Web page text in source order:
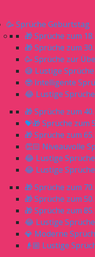
🥳 Sprüche Geburtstag
🎁 Sprüche zum
🎁 Sprüche zum
🥳 Sprüche zur
😅 Lustige
🤓 Intelligente
😂 Lustige
🎁 Sprüche zum
💝🎁 Sprüche zum
🎁 Sprüche zum
👏🏻 Niveauvolle
😂 Lustige
😂 Lustige
🎁 Sprüche zum
🎁 Sprüche zum
🎁 Sprüche zum
😂 Lustige
💎 Moderne
👴🏼 Lustige